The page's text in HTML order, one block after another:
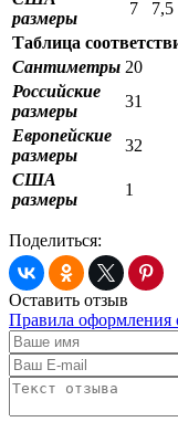
размеры
7 7,5
Таблица
Сантиметры 20
Российские
размеры
31
Европейские
размеры
32
США
размеры
1
Поделиться:
Оставить отзыв
Правила оформления